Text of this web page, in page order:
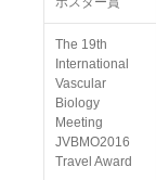
The 19th
International
Vascular
Biology
Meeting
JVBMO2016
Travel Award